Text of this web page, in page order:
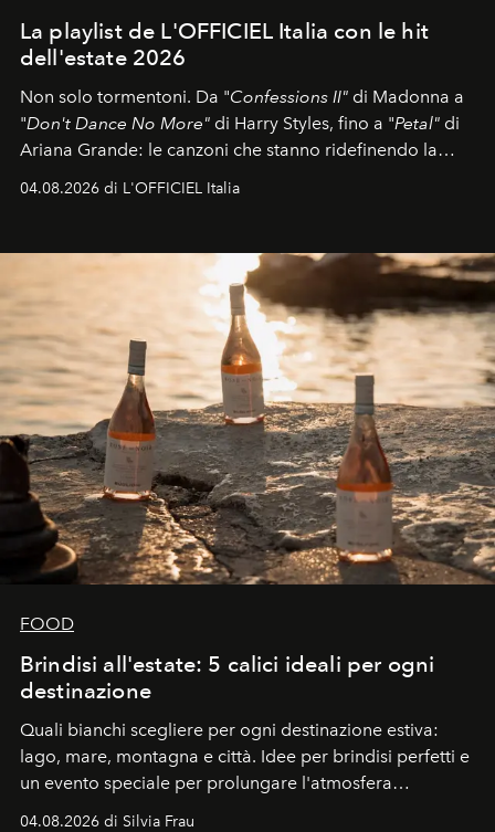
La playlist de L'OFFICIEL Italia con le hit
dell'estate 2026
Non solo tormentoni. Da "Confessions II" di Madonna a
"Don't Dance No More" di Harry Styles, fino a "Petal" di
Ariana Grande: le canzoni che stanno ridefinendo la
colonna sonora della stagione.
04.08.2026 di L'OFFICIEL Italia
FOOD
Brindisi all'estate: 5 calici ideali per ogni
destinazione
Quali bianchi scegliere per ogni destinazione estiva:
lago, mare, montagna e città. Idee per brindisi perfetti e
un evento speciale per prolungare l'atmosfera
04.08.2026 di Silvia Frau